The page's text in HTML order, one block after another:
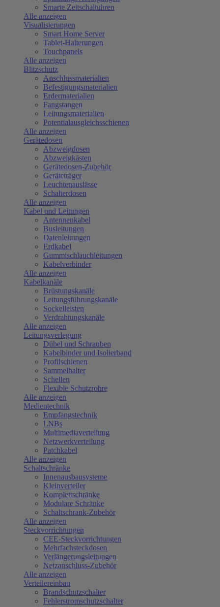
Smarte Zeitschaltuhren
Alle anzeigen
Visualisierungen
Smart Home Server
Tablet-Halterungen
Touchpanels
Alle anzeigen
Blitzschutz
Anschlussmaterialien
Befestigungsmaterialien
Erdermaterialien
Fangstangen
Leitungsmaterialien
Potentialausgleichsschienen
Alle anzeigen
Gerätedosen
Abzweigdosen
Abzweigkästen
Gerätedosen-Zubehör
Geräteträger
Leuchtenauslässe
Schalterdosen
Alle anzeigen
Kabel und Leitungen
Antennenkabel
Busleitungen
Datenleitungen
Erdkabel
Gummischlauchleitungen
Kabelverbinder
Alle anzeigen
Kabelkanäle
Brüstungskanäle
Leitungsführungskanäle
Sockelleisten
Verdrahtungskanäle
Alle anzeigen
Leitungsverlegung
Dübel und Schrauben
Kabelbinder und Isolierband
Profilschienen
Sammelhalter
Schellen
Flexible Schutzrohre
Alle anzeigen
Medientechnik
Empfangstechnik
LNBs
Multimediaverteilung
Netzwerkverteilung
Patchkabel
Alle anzeigen
Schaltschränke
Innenausbausysteme
Kleinverteiler
Komplettschränke
Modulare Schränke
Schaltschrank-Zubehör
Alle anzeigen
Steckvorrichtungen
CEE-Steckvorrichtungen
Mehrfachsteckdosen
Verlängerungsleitungen
Netzanschluss-Zubehör
Alle anzeigen
Verteilereinbau
Brandschutzschalter
Fehlerstromschutzschalter